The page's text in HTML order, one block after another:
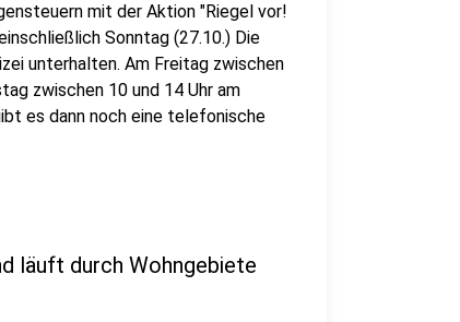
mit der Aktion "Riegel vor!
Sonntag (27.10.) Die
unterhalten. Am Freitag zwischen
zwischen 10 und 14 Uhr am
es dann noch eine telefonische
läuft durch Wohngebiete